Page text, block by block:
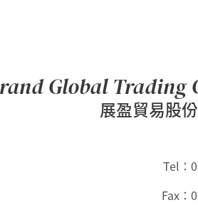
Global Trading
展盈貿易股
Tel：
Fax：